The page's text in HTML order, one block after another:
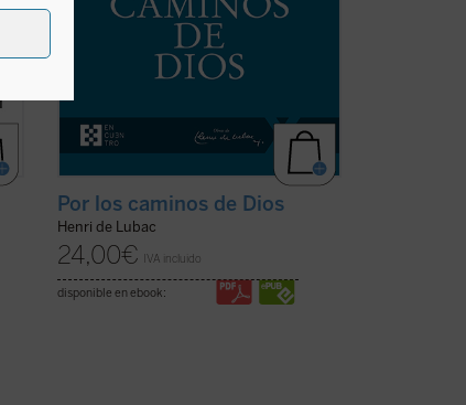
Por los caminos de Dios
Henri de Lubac
24,00€ IVA incluido
disponible en ebook: